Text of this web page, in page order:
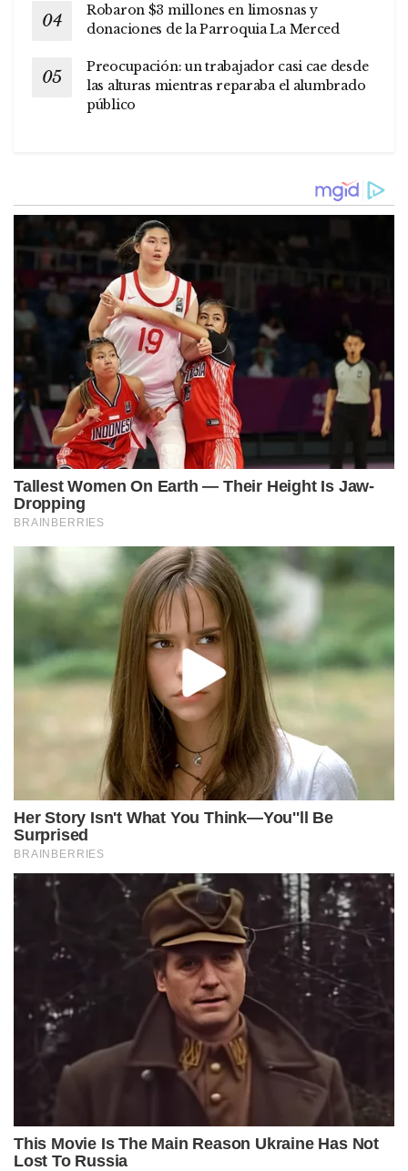
Robaron $3 millones en limosnas y
donaciones de la Parroquia La Merced
Preocupación: un trabajador casi cae desde
las alturas mientras reparaba el alumbrado
público